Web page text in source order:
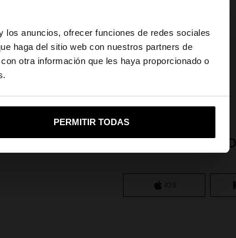
los anuncios, ofrecer funciones de redes sociales
haga del sitio web con nuestros partners de
otra información que les haya proporcionado o
PERMITIR TODAS
×
de United States?
España Sí, llévame a United States
entrelazados con conchas
APP DOWNLOAD
iOS